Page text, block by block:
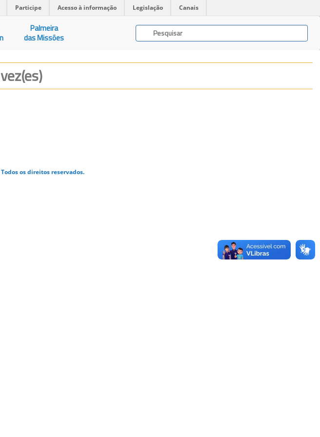
Participe Acesso à informação Legislação Canais
Palmeira
das Missões
os direitos reservados.